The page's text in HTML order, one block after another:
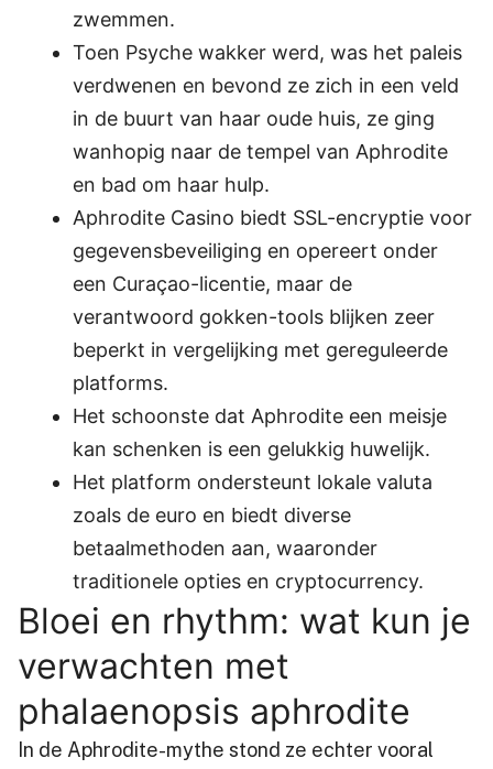
zwemmen.
Toen Psyche wakker werd, was het paleis
verdwenen en bevond ze zich in een veld
in de buurt van haar oude huis, ze ging
wanhopig naar de tempel van Aphrodite
en bad om haar hulp.
Aphrodite Casino biedt SSL-encryptie voor
gegevensbeveiliging en opereert onder
een Curaçao-licentie, maar de
verantwoord gokken-tools blijken zeer
beperkt in vergelijking met gereguleerde
platforms.
Het schoonste dat Aphrodite een meisje
kan schenken is een gelukkig huwelijk.
Het platform ondersteunt lokale valuta
zoals de euro en biedt diverse
betaalmethoden aan, waaronder
traditionele opties en cryptocurrency.
Bloei en rhythm: wat kun je
verwachten met
phalaenopsis aphrodite
In de Aphrodite-mythe stond ze echter vooral